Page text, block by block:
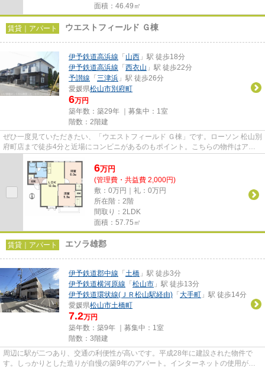
面積：46.49㎡
賃貸｜アパート ウエストフィールド Ｇ棟
伊予鉄道高浜線 「 山西 」駅 徒歩18分
伊予鉄道高浜線 「 西衣山 」駅 徒歩22分
予讃線 「 三津浜 」駅 徒歩26分
愛媛県松山市別府町
6万円
築年数：築29年 ｜募集中： 1室
階数：2階建
ぜひ一度見ていただきたい、「ウエストフィールド Ｇ棟」です。ローソン 松山別
府町店まで徒歩4分と近場にコンビニがあるのもポイント。こちらの物件はアパ
6万円
(管理費・共益費 2,000円)
敷：0万円｜礼：0万円
所在階：2階
間取り：2LDK
面積：57.75㎡
賃貸｜アパート エソラ雄郡
伊予鉄道郡中線 「 土橋 」駅 徒歩3分
伊予鉄道横河原線 「 松山市 」駅 徒歩13分
伊予鉄道環状線(ＪＲ松山駅経由) 「 大手町 」駅 徒歩14分
愛媛県松山市土橋町
7.2万円
築年数：築9年 ｜募集中： 1室
階数：3階建
周辺に駅が二つあり、交通の利便性が高いです。平成28年に建設された物件で
す。しっかりとした造りが自慢の築9年のアパート。インターネットの使用が可